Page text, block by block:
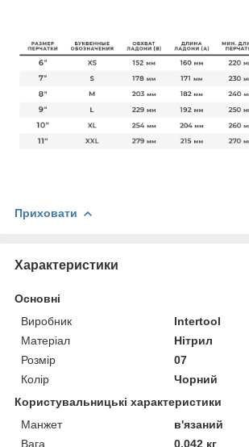
Приховати
Характеристики
Основні
Виробник
Intertool
Матеріал
Нітрил
Розмір
07
Колір
Чорний
Користувальницькі характеристики
Манжет
в'язаний
Вага
0.042 кг